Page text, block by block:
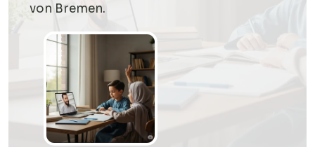
von Bremen.